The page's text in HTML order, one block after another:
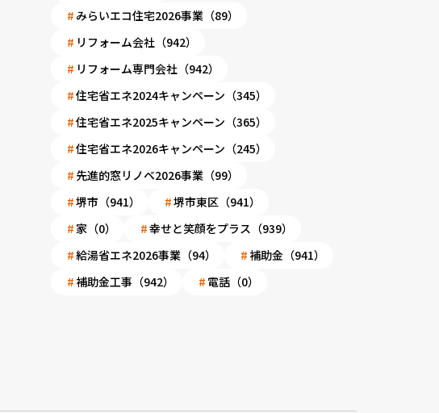
みらいエコ住宅2026事業（89）
リフォーム会社（942）
リフォーム専門会社（942）
住宅省エネ2024キャンペーン（345）
住宅省エネ2025キャンペーン（365）
住宅省エネ2026キャンペーン（245）
先進的窓リノベ2026事業（99）
堺市（941）
堺市東区（941）
家（0）
幸せと笑顔をプラス（939）
給湯省エネ2026事業（94）
補助金（941）
補助金工事（942）
電話（0）